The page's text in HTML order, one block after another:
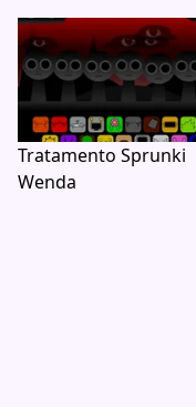
Tratamento Sprunki
Wenda